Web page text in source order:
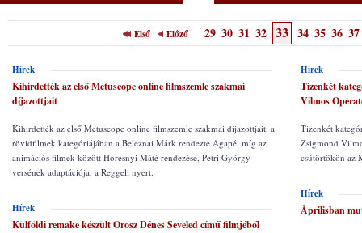
Első Előző 29 30 31 32 33 34 35 36 37
Hírek
Kihirdették az első Metuscope online filmszemle szakmai
díjazottjait
Kihirdették az első Metuscope online filmszemle szakmai díjazottjait, a
rövidfilmek kategóriájában a Beleznai Márk rendezte Agapé, míg az
animációs filmek között Horesnyi Máté rendezése, Petri György
versének adaptációja, a Reggeli nyert.
Hírek
Külföldi remake készült Orosz Dénes Seveled című filmjéből
Hírek
Tizenkét
Vilmos
Tizenkét
Zsigmond
csütörtökön az
Hírek
Áprilisban